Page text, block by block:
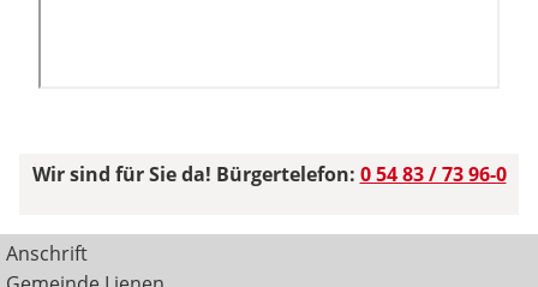
Wir sind für Sie da! Bürgertelefon: 0 54 83 / 73 96-0
Anschrift